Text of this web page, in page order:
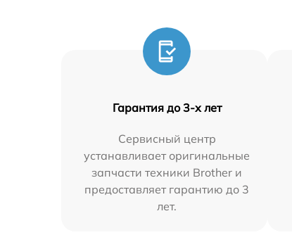
Гарантия до 3-х лет
Сервисный центр
устанавливает оригинальные
запчасти техники Brother и
предоставляет гарантию до 3
лет.